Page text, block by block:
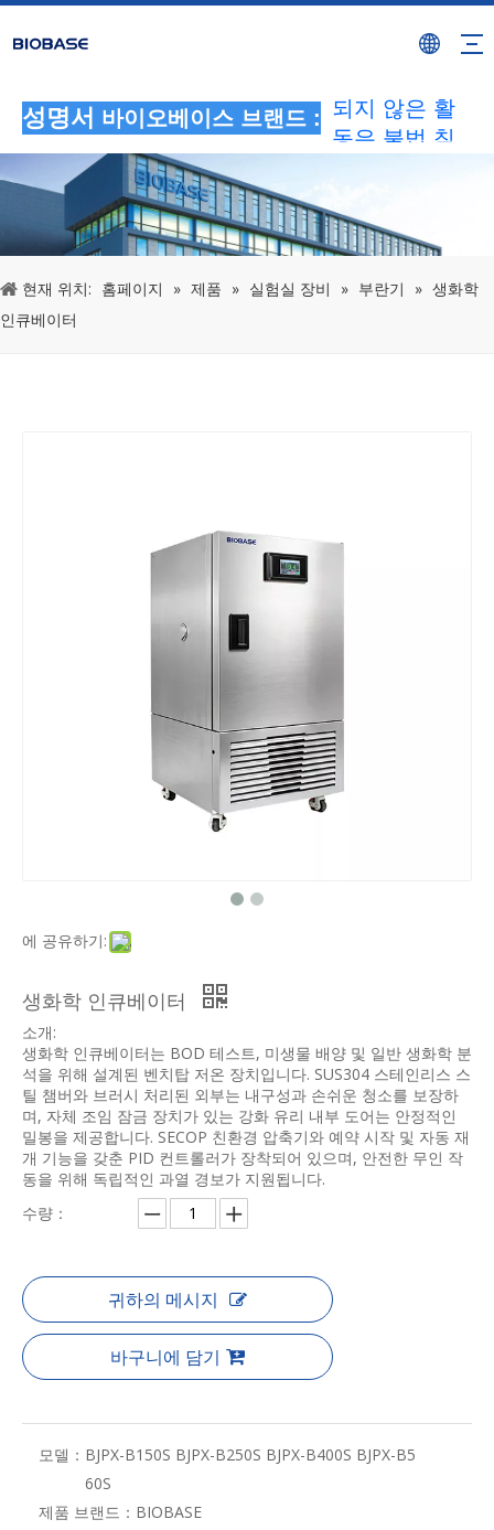
성명서 바이오베이스 브랜드 :
BIOBASE 브
랜드를 사용하
되지 않은 활
동은 불법 침
해로 간주됩니
에서 법적 책
임을 조사하겠
습니다.
현재 위치: 홈페이지 » 제품 » 실험실 장비 » 부란기 » 생화학
인큐베이터
에 공유하기:
생화학 인큐베이터
소개:
생화학 인큐베이터는 BOD 테스트, 미생물 배양 및 일반 생화학 분
석을 위해 설계된 벤치탑 저온 장치입니다. SUS304 스테인리스 스
틸 챔버와 브러시 처리된 외부는 내구성과 손쉬운 청소를 보장하
며, 자체 조임 잠금 장치가 있는 강화 유리 내부 도어는 안정적인
밀봉을 제공합니다. SECOP 친환경 압축기와 예약 시작 및 자동 재
개 기능을 갖춘 PID 컨트롤러가 장착되어 있으며, 안전한 무인 작
동을 위해 독립적인 과열 경보가 지원됩니다.
수량：
귀하의 메시지
바구니에 담기
모델： BJPX-B150S BJPX-B250S BJPX-B400S BJPX-B5
60S
제품 브랜드： BIOBASE